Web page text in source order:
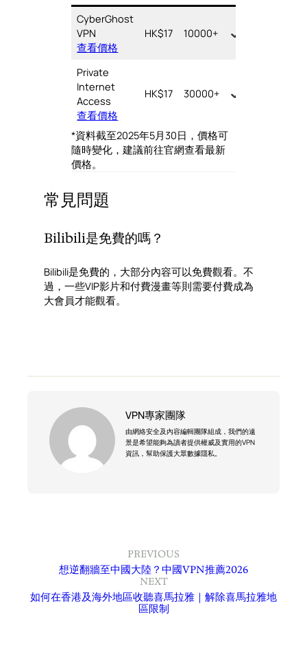
CyberGhost
VPN
查看價格
HK$17 10000+
Private
Internet
Access
查看價格
HK$17 30000+
*資料截至2025年5月30日，價格可
隨時變化，建議前往官網查看最新
價格。
常見問題
Bilibili是免費的嗎？
Bilibili是免費的，大部分內容可以免費觀看。不
過，一些VIP影片和付費漫畫等則需要付費成為
大會員才能觀看。
VPN專家團隊
由網絡安全及內容編輯團隊組成，我們的遠
景是希望能夠為讀者提供權威及實用的VPN
資訊，幫助保護大眾數據隱私。
PREVIOUS
想逆翻牆至中國大陸？中國VPN推薦2026
NEXT
如何在香港及海外地區收聽喜馬拉雅｜解除喜馬拉雅地
區限制